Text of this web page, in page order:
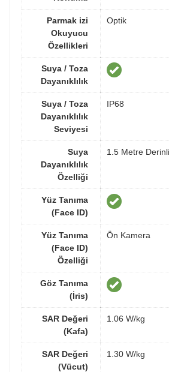
Parmak izi
Okuyucu
Özellikleri
Optik
Suya / Toza
Dayanıklılık
Suya / Toza
Dayanıklılık
Seviyesi
IP68
Suya
Dayanıklılık
Özelliği
1.5 Metre
Yüz Tanıma
(Face ID)
Yüz Tanıma
(Face ID)
Özelliği
Ön Kamera
Göz Tanıma
(İris)
SAR Değeri
(Kafa)
1.06 W/kg
SAR Değeri
(Vücut)
1.30 W/kg